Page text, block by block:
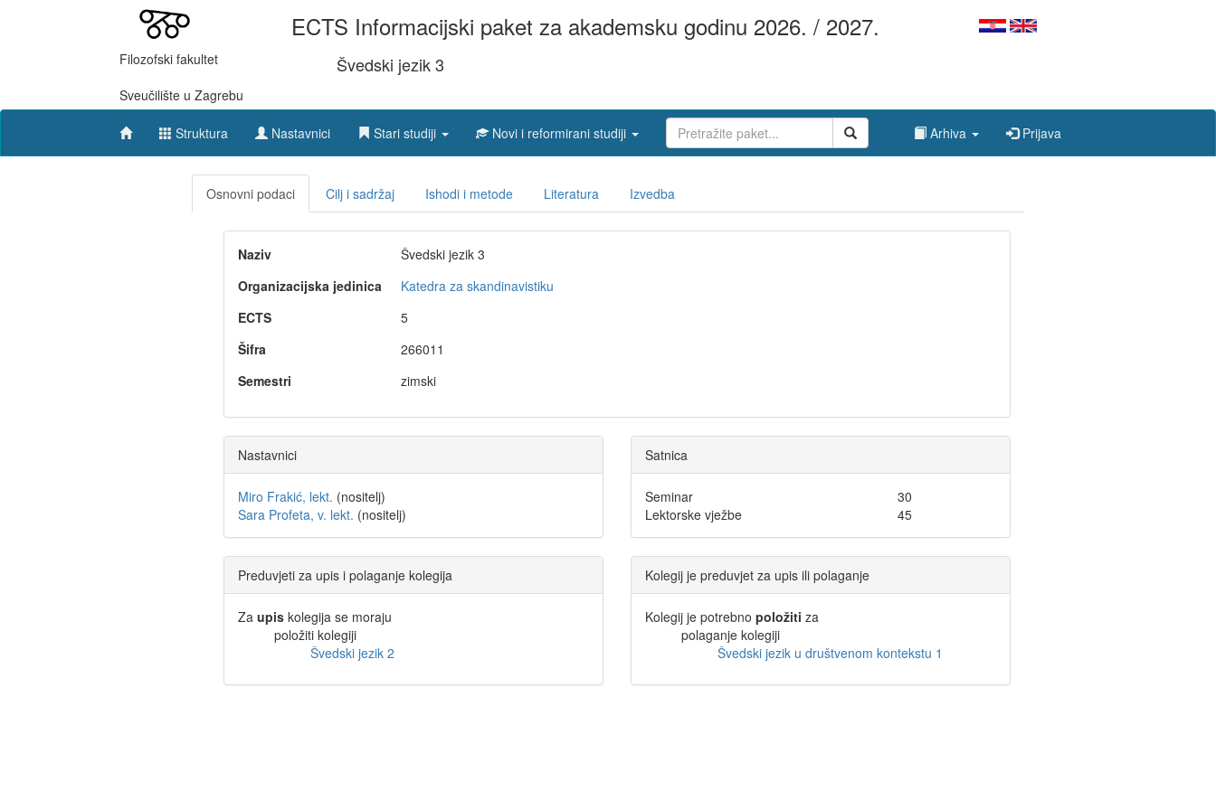
Filozofski fakultet
Sveučilište u Zagrebu
ECTS Informacijski paket za akademsku godinu 2026. / 2027.
Švedski jezik 3
Struktura Nastavnici Stari studiji Novi i reformirani studiji Arhiva Prijava
Osnovni podaci Cilj i sadržaj Ishodi i metode Literatura Izvedba
Naziv
Švedski jezik 3
Organizacijska jedinica
Katedra za skandinavistiku
ECTS
5
Šifra
266011
Semestri
zimski
Nastavnici
Miro Frakić, lekt. (nositelj)
Sara Profeta, v. lekt. (nositelj)
Satnica
Seminar
30
Lektorske vježbe
45
Preduvjeti za upis i polaganje kolegija
Za upis kolegija se moraju
položiti kolegiji
Švedski jezik 2
Kolegij je preduvjet za upis ili polaganje
Kolegij je potrebno položiti za
polaganje kolegiji
Švedski jezik u društvenom kontekstu 1